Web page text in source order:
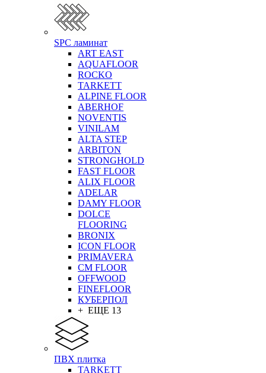
SPC ламинат
ART EAST
AQUAFLOOR
ROCKO
TARKETT
ALPINE FLOOR
ABERHOF
NOVENTIS
VINILAM
ALTA STEP
ARBITON
STRONGHOLD
FAST FLOOR
ALIX FLOOR
ADELAR
DAMY FLOOR
DOLCE
FLOORING
BRONIX
ICON FLOOR
PRIMAVERA
CM FLOOR
OFFWOOD
FINEFLOOR
КУБЕРПОЛ
+ ЕЩЕ 13
ПВХ плитка
TARKETT